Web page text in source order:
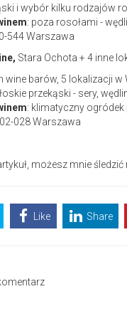
i wybór kilku rodzajów
: poza rosołami -
544 Warszawa
Stara Ochota + 4 inne
wine barów, 5 lokalizacji w
przekąski - sery,
: klimatyczny
028 Warszawa
możesz mnie śledzić
Like Share